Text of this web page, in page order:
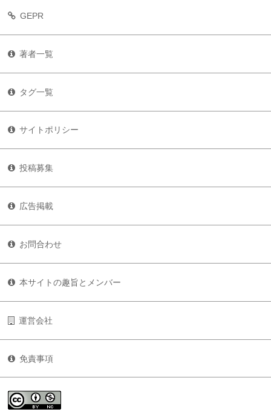
GEPR
著者一覧
タグ一覧
サイトポリシー
投稿募集
広告掲載
お問合わせ
本サイトの趣旨とメンバー
運営会社
免責事項